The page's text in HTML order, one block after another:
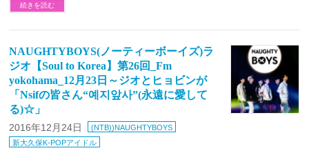
続きを読む
NAUGHTYBOYS(ノーティーボーイズ)ラ
ジオ【Soul to Korea】第26回_Fm
yokohama_12月23日～ジオとヒョビンが
「Nsifの皆さん“예지앞사”(永遠に愛して
る)☆」
2016年12月24日
(NTB))NAUGHTYBOYS
新大久保K-POPアイドル